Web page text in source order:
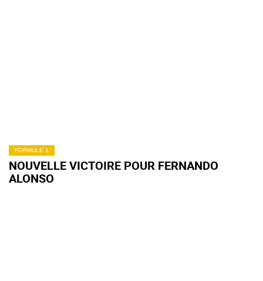
FORMULE 1
NOUVELLE VICTOIRE POUR FERNANDO
ALONSO